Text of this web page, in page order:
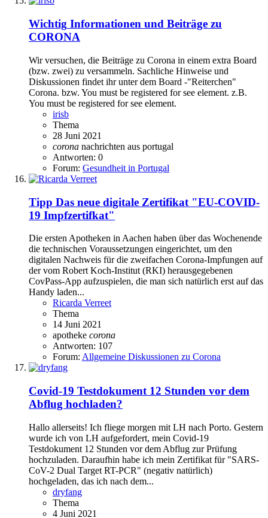
Wichtig Informationen und Beiträge zu
CORONA
Wir versuchen, die Beiträge zu Corona in einem extra Board
(bzw. zwei) zu versammeln. Sachliche Hinweise und
Diskussionen findet ihr unter dem Board -"Reiterchen"
Corona. bzw. You must be registered for see element. z.B.
You must be registered for see element.
irisb
Thema
28 Juni 2021
corona nachrichten aus portugal
Antworten: 0
Forum: Gesundheit in Portugal
Tipp Das neue digitale Zertifikat "EU-COVID-
19 Impfzertifkat"
Die ersten Apotheken in Aachen haben über das Wochenende
die technischen Voraussetzungen eingerichtet, um den
digitalen Nachweis für die zweifachen Corona-Impfungen auf
der vom Robert Koch-Institut (RKI) herausgegebenen
CovPass-App aufzuspielen, die man sich natürlich erst auf das
Handy laden...
Ricarda Verreet
Thema
14 Juni 2021
apotheke corona
Antworten: 107
Forum: Allgemeine Diskussionen zu Corona
Covid-19 Testdokument 12 Stunden vor dem
Abflug hochladen?
Hallo allerseits! Ich fliege morgen mit LH nach Porto. Gestern
wurde ich von LH aufgefordert, mein Covid-19
Testdokument 12 Stunden vor dem Abflug zur Prüfung
hochzuladen. Daraufhin habe ich mein Zertifikat für "SARS-
CoV-2 Dual Target RT-PCR" (negativ natürlich)
hochgeladen, das ich nach dem...
dryfang
Thema
4 Juni 2021